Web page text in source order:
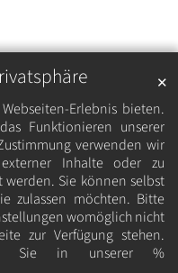
Erlebnis bieten.
Funktionieren unserer
verwenden wir
Inhalte oder zu
Sie können selbst
zulassen möchten. Bitte
womöglich nicht
zur Verfügung stehen.
Sie in unserer %
✕